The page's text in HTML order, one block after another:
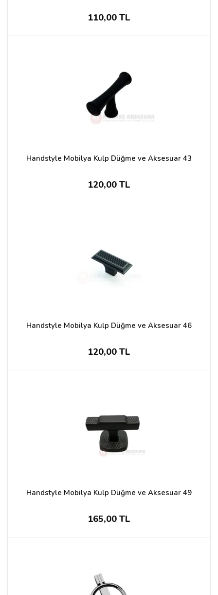
110,00 TL
Handstyle Mobilya Kulp Düğme ve Aksesuar 43
120,00 TL
Handstyle Mobilya Kulp Düğme ve Aksesuar 46
120,00 TL
Handstyle Mobilya Kulp Düğme ve Aksesuar 49
165,00 TL